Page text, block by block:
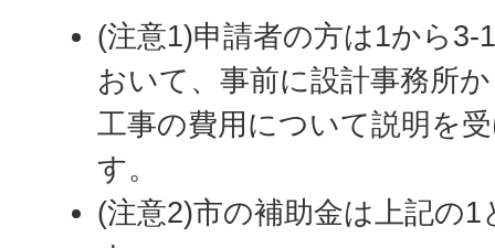
(注意1)申請者の方は1から
おいて、事前に設計事務所
工事の費用について説明を
す。
(注意2)市の補助金は上記の